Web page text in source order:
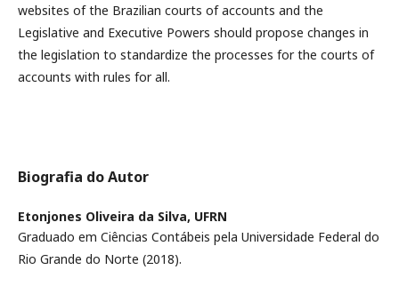
websites of the Brazilian courts of accounts and the
Legislative and Executive Powers should propose changes in
the legislation to standardize the processes for the courts of
accounts with rules for all.
Biografia do Autor
Etonjones Oliveira da Silva, UFRN
Graduado em Ciências Contábeis pela Universidade Federal do
Rio Grande do Norte (2018).